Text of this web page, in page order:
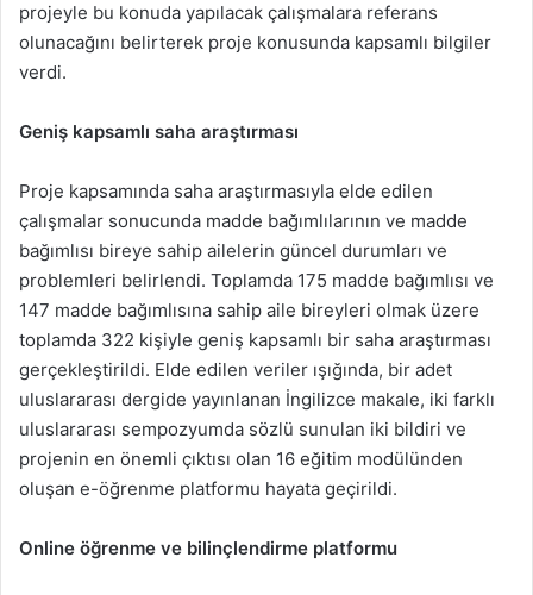
projeyle bu konuda yapılacak çalışmalara referans
olunacağını belirterek proje konusunda kapsamlı bilgiler
verdi.
Geniş kapsamlı saha araştırması
Proje kapsamında saha araştırmasıyla elde edilen
çalışmalar sonucunda madde bağımlılarının ve madde
bağımlısı bireye sahip ailelerin güncel durumları ve
problemleri belirlendi. Toplamda 175 madde bağımlısı ve
147 madde bağımlısına sahip aile bireyleri olmak üzere
toplamda 322 kişiyle geniş kapsamlı bir saha araştırması
gerçekleştirildi. Elde edilen veriler ışığında, bir adet
uluslararası dergide yayınlanan İngilizce makale, iki farklı
uluslararası sempozyumda sözlü sunulan iki bildiri ve
projenin en önemli çıktısı olan 16 eğitim modülünden
oluşan e-öğrenme platformu hayata geçirildi.
Online öğrenme ve bilinçlendirme platformu